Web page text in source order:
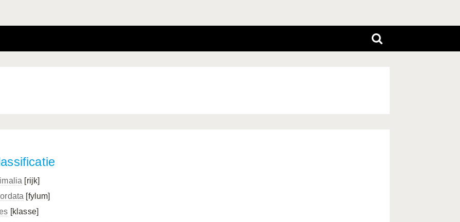
[rijk]
[fylum]
[klasse]